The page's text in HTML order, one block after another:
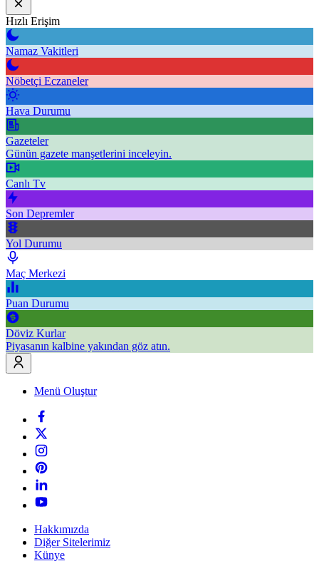
Hızlı Erişim
Namaz Vakitleri
Nöbetçi Eczaneler
Hava Durumu
Gazeteler
Günün gazete manşetlerini inceleyin.
Canlı Tv
Son Depremler
Yol Durumu
Maç Merkezi
Puan Durumu
Döviz Kurlar
Piyasanın kalbine yakından göz atın.
Menü Oluştur
Hakkımızda
Diğer Sitelerimiz
Künye